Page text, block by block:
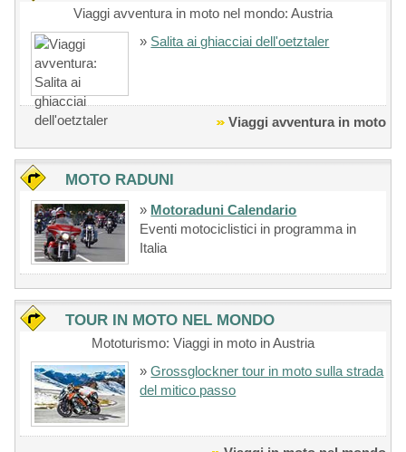
Viaggi avventura in moto nel mondo: Austria
» Salita ai ghiacciai dell'oetztaler
Viaggi avventura in moto
MOTO RADUNI
» Motoraduni Calendario
Eventi motociclistici in programma in
Italia
TOUR IN MOTO NEL MONDO
Mototurismo: Viaggi in moto in Austria
»Grossglockner tour in moto sulla strada
del mitico passo